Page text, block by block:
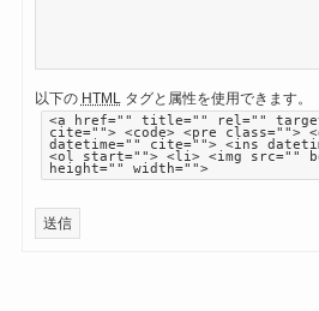
以下の HTMLタグと属性を使用できます。
<a href="" title="" rel=""
cite=""> <code> <pre class="">
datetime="" cite=""> <ins
<ol start=""> <li> <img src=""
height="" width="">
送信